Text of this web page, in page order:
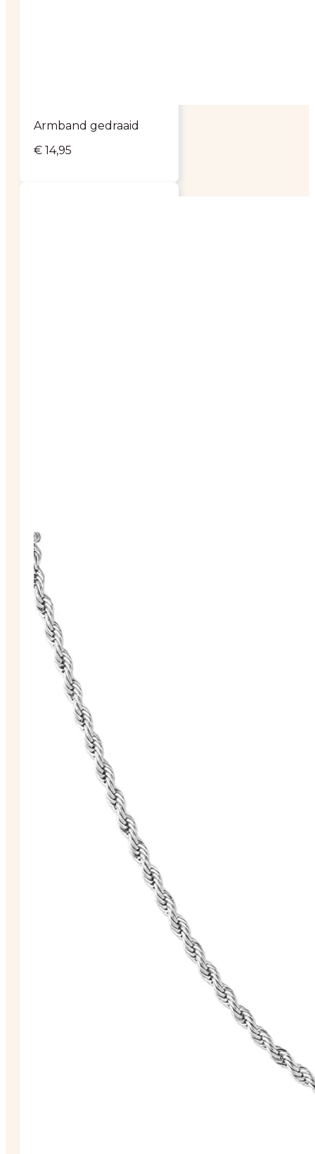
Armband gedraaid
€ 14,95